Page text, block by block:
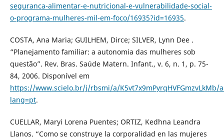
seguranca-alimentar-e-nutricional-e-vulnerabilidade-social-
o-programa-mulheres-mil-em-foco/16935?id=16935.
COSTA, Ana Maria; GUILHEM, Dirce; SILVER, Lynn Dee .
“Planejamento familiar: a autonomia das mulheres sob
questão”. Rev. Bras. Saúde Matern. Infant., v. 6, n. 1, p. 75-
84, 2006. Disponível em
https://www.scielo.br/j/rbsmi/a/K5vt7x9mPyrqHVFGmzvLkMb/
lang=pt.
CUELLAR, Maryi Lorena Puentes; ORTIZ, Kedhna Leandra
Llanos. “Como se construye la corporalidad en las mujeres